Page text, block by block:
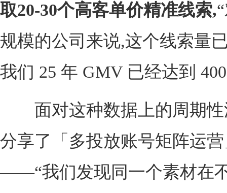
取20-30个高客单价精准线索,
规模的公司来说,这个线索量
我们 25 年 GMV 已经达到
面对这种数据上的周期性
分享了「多投放账号矩阵运
——“我们发现同一个素材在